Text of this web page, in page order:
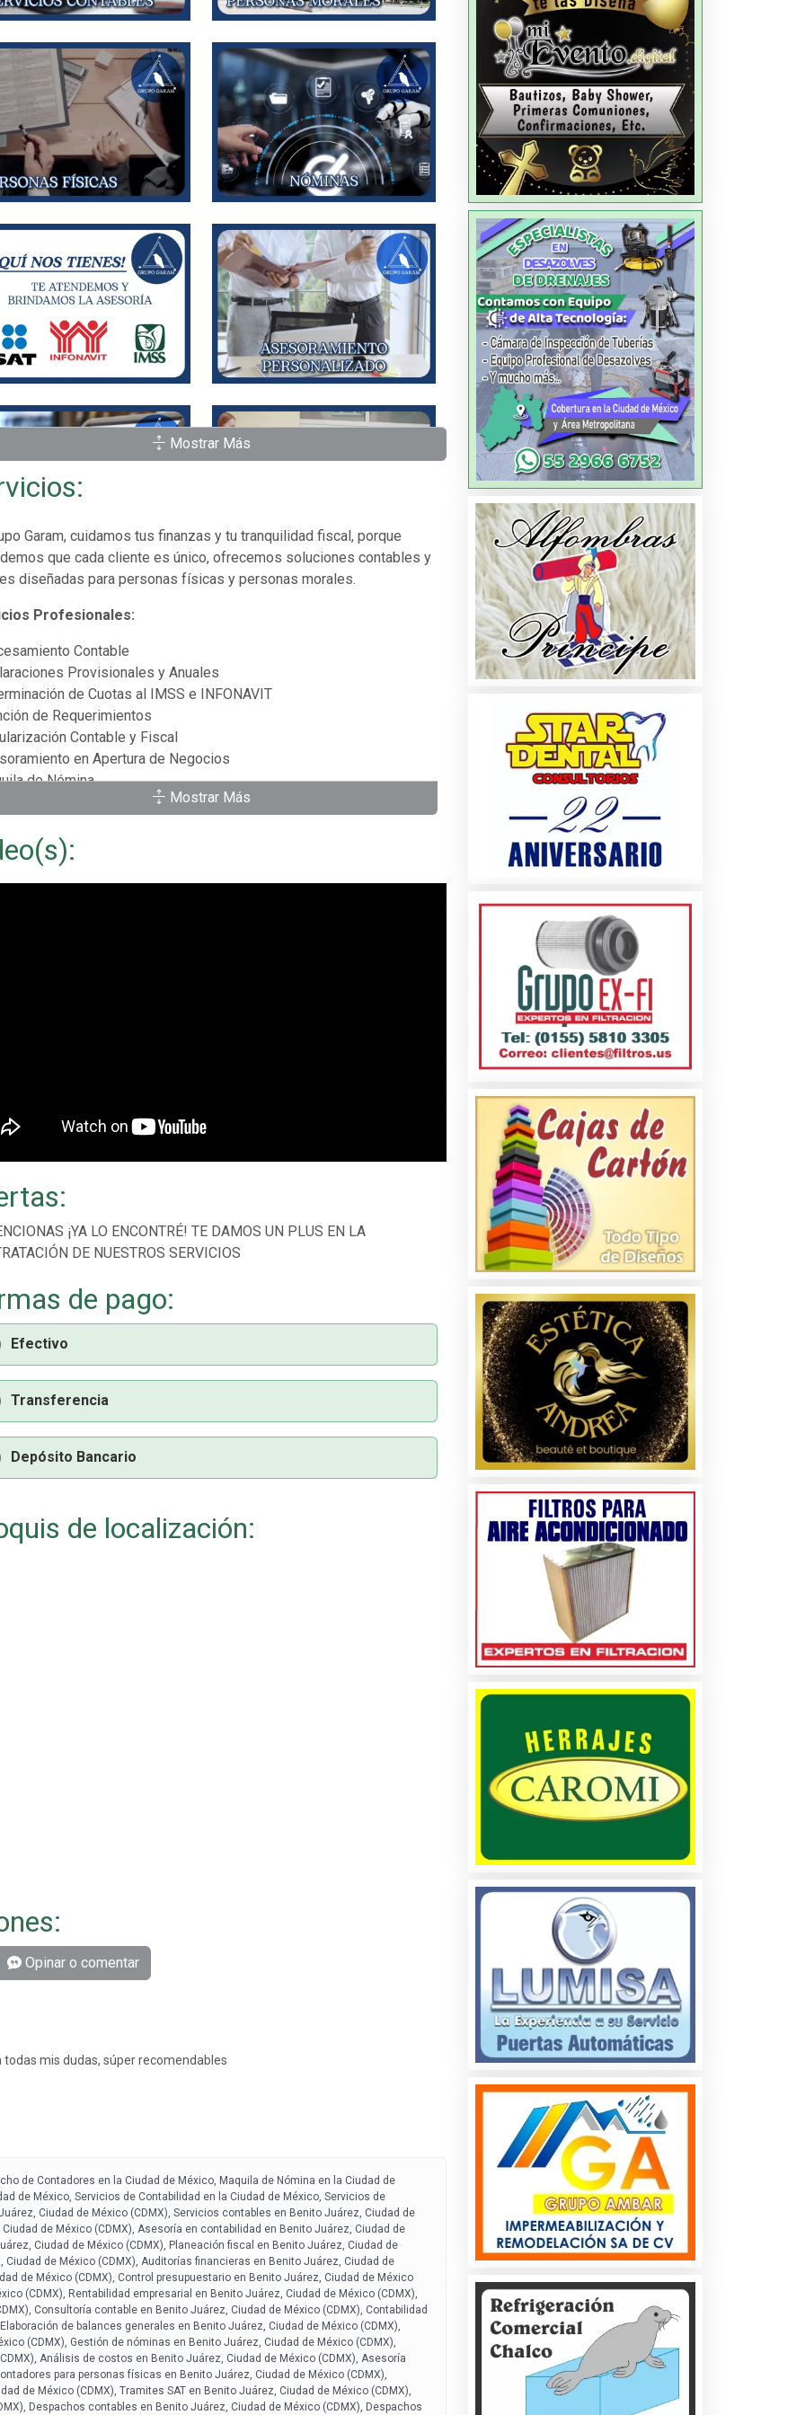
Mostrar Más
Garam, cuidamos tus finanzas y tu tranquilidad fiscal, porque
que cada cliente es único, ofrecemos soluciones contables y
diseñadas para personas físicas y personas morales.
Profesionales:
Contable
Provisionales y Anuales
de Cuotas al IMSS e INFONAVIT
de Requerimientos
Contable y Fiscal
en Apertura de Negocios
de Nómina
tranquilidad sin riesgos fiscales, nosotros somos tus mejores
Mostrar Más
¡YA LO ENCONTRÉ! TE DAMOS UN PLUS EN LA
DE NUESTROS SERVICIOS
de pago:
Efectivo
Transferencia
Depósito Bancario
de localización:
Opinar o comentar
mis dudas, súper recomendables
de Contadores en la Ciudad de México, Maquila de Nómina en la Ciudad de
de México, Servicios de Contabilidad en la Ciudad de México, Servicios de
Ciudad de México (CDMX), Servicios contables en Benito Juárez, Ciudad de
de México (CDMX), Asesoría en contabilidad en Benito Juárez, Ciudad de
Ciudad de México (CDMX), Planeación fiscal en Benito Juárez, Ciudad de
de México (CDMX), Auditorías financieras en Benito Juárez, Ciudad de
de México (CDMX), Control presupuestario en Benito Juárez, Ciudad de México
(CDMX), Rentabilidad empresarial en Benito Juárez, Ciudad de México (CDMX),
Consultoría contable en Benito Juárez, Ciudad de México (CDMX), Contabilidad
de balances generales en Benito Juárez, Ciudad de México (CDMX),
(CDMX), Gestión de nóminas en Benito Juárez, Ciudad de México (CDMX),
Análisis de costos en Benito Juárez, Ciudad de México (CDMX), Asesoría
para personas físicas en Benito Juárez, Ciudad de México (CDMX),
de México (CDMX), Tramites SAT en Benito Juárez, Ciudad de México (CDMX),
Despachos contables en Benito Juárez, Ciudad de México (CDMX), Despachos